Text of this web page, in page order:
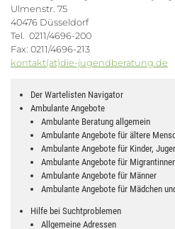
Ulmenstr. 75
40476 Düsseldorf
Tel. 0211/4696-200
Fax: 0211/4696-213
kontakt(at)die-jugendberatung.de
Der Wartelisten Navigator
Ambulante Angebote
Ambulante Beratung allgemein
Ambulante Angebote für ältere
Ambulante Angebote für Kinder,
Ambulante Angebote für
Ambulante Angebote für Männer
Ambulante Angebote für Mädchen
Hilfe bei Suchtproblemen
Allgemeine Adressen